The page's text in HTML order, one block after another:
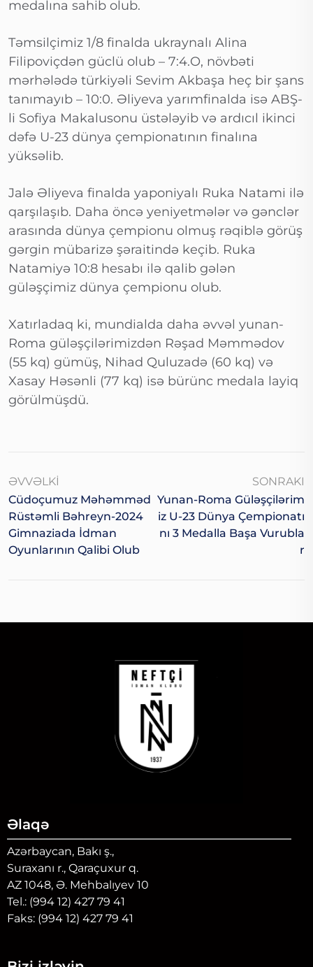
medalına sahib olub.
Təmsilçimiz 1/8 finalda ukraynalı Alina
Filipoviçdən güclü olub – 7:4.O, növbəti
mərhələdə türkiyəli Sevim Akbaşa heç bir şans
tanımayıb – 10:0. Əliyeva yarımfinalda isə ABŞ-
li Sofiya Makalusonu üstələyib və ardıcıl ikinci
dəfə U-23 dünya çempionatının finalına
yüksəlib.
Jalə Əliyeva finalda yaponiyalı Ruka Natami ilə
qarşılaşıb. Daha öncə yeniyetmələr və gənclər
arasında dünya çempionu olmuş rəqiblə görüş
gərgin mübarizə şəraitində keçib. Ruka
Natamiyə 10:8 hesabı ilə qalib gələn
güləşçimiz dünya çempionu olub.
Xatırladaq ki, mundialda daha əvvəl yunan-
Roma güləşçilərimizdən Rəşad Məmmədov
(55 kq) gümüş, Nihad Quluzadə (60 kq) və
Xasay Həsənli (77 kq) isə bürünc medala layiq
görülmüşdü.
ƏVVƏLKI
Cüdoçumuz Məhəmməd
Rüstəmli Bəhreyn-2024
Gimnaziada İdman
Oyunlarının Qalibi Olub
SONRAKI
Yunan-Roma Güləşçilərim
Iz U-23 Dünya Çempionatı
Nı 3 Medalla Başa Vurubla
R
Əlaqə
Azərbaycan, Bakı ş.,
Suraxanı r., Qaraçuxur q.
AZ 1048, Ə. Mehbalıyev 10
Tel.: (994 12) 427 79 41
Faks: (994 12) 427 79 41